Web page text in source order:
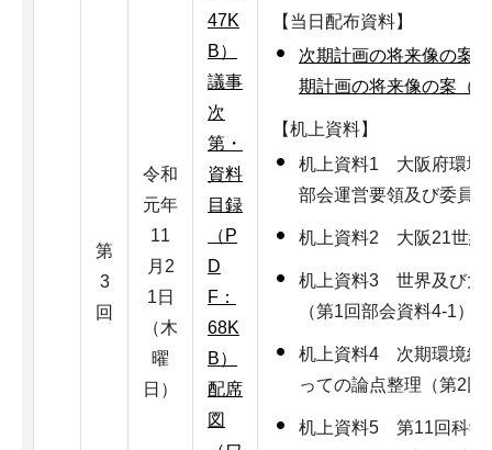
第
3
回
令和
元年
11
月2
1日
（木
曜
日）
47K
B）
議事
次
第・
資料
目録
（P
D
F：
68K
B）
配席
図
【当日配布資料】
次期計画の将来像の案
期計画の将来像の案（
【机上資料】
机上資料1 大阪府環境
部会運営要領及び委員
机上資料2 大阪21世紀
机上資料3 世界及び大
（第1回部会資料4-1）
机上資料4 次期環境総
っての論点整理（第2回
机上資料5 第11回科学